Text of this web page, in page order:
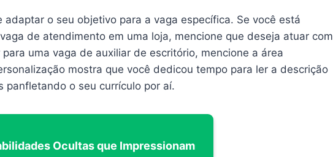
o seu objetivo para a vaga específica. Se você está
de atendimento em uma loja, mencione que deseja atuar com
uma vaga de auxiliar de escritório, mencione a área
mostra que você dedicou tempo para ler a descrição
panfletando o seu currículo por aí.
Ocultas que Impressionam